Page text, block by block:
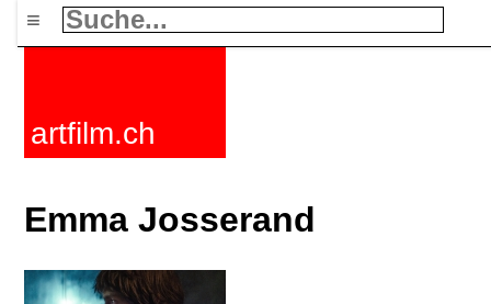
≡
artfilm.ch
Emma Josserand